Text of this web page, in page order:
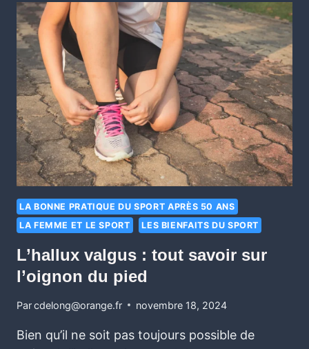
LA BONNE PRATIQUE DU SPORT APRÈS 50 ANS
LA FEMME ET LE SPORT
LES BIENFAITS DU SPORT
L’hallux valgus : tout savoir sur
l’oignon du pied
Parcdelong@orange.fr novembre 18, 2024
Bien qu’il ne soit pas toujours possible de